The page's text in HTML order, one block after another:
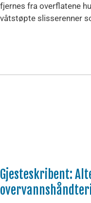
fjernes fra overflatene
våtstøpte slisserenner
Gjesteskribent: